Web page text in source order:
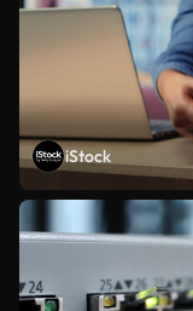
iStock